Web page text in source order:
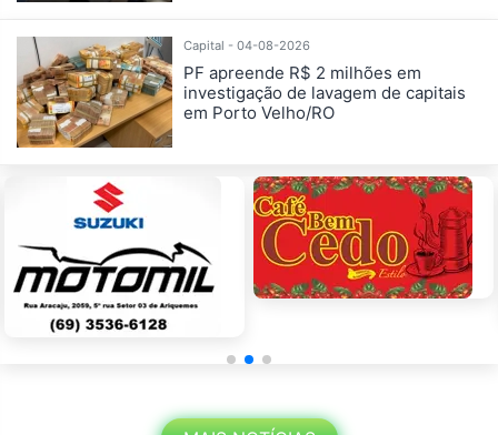
Capital - 04-08-2026
PF apreende R$ 2 milhões em
investigação de lavagem de capitais
em Porto Velho/RO